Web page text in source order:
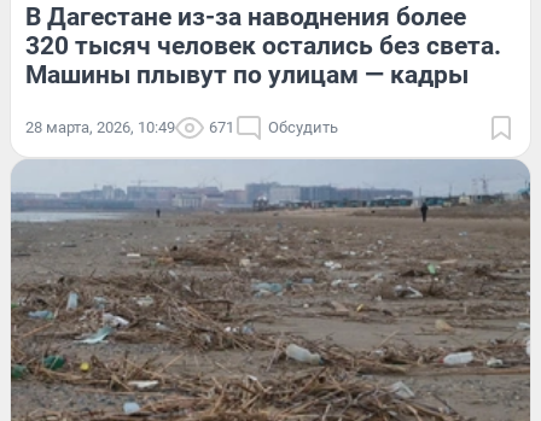
В Дагестане из-за наводнения более
320 тысяч человек остались без света.
Машины плывут по улицам — кадры
28 марта, 2026, 10:49 671 Обсудить